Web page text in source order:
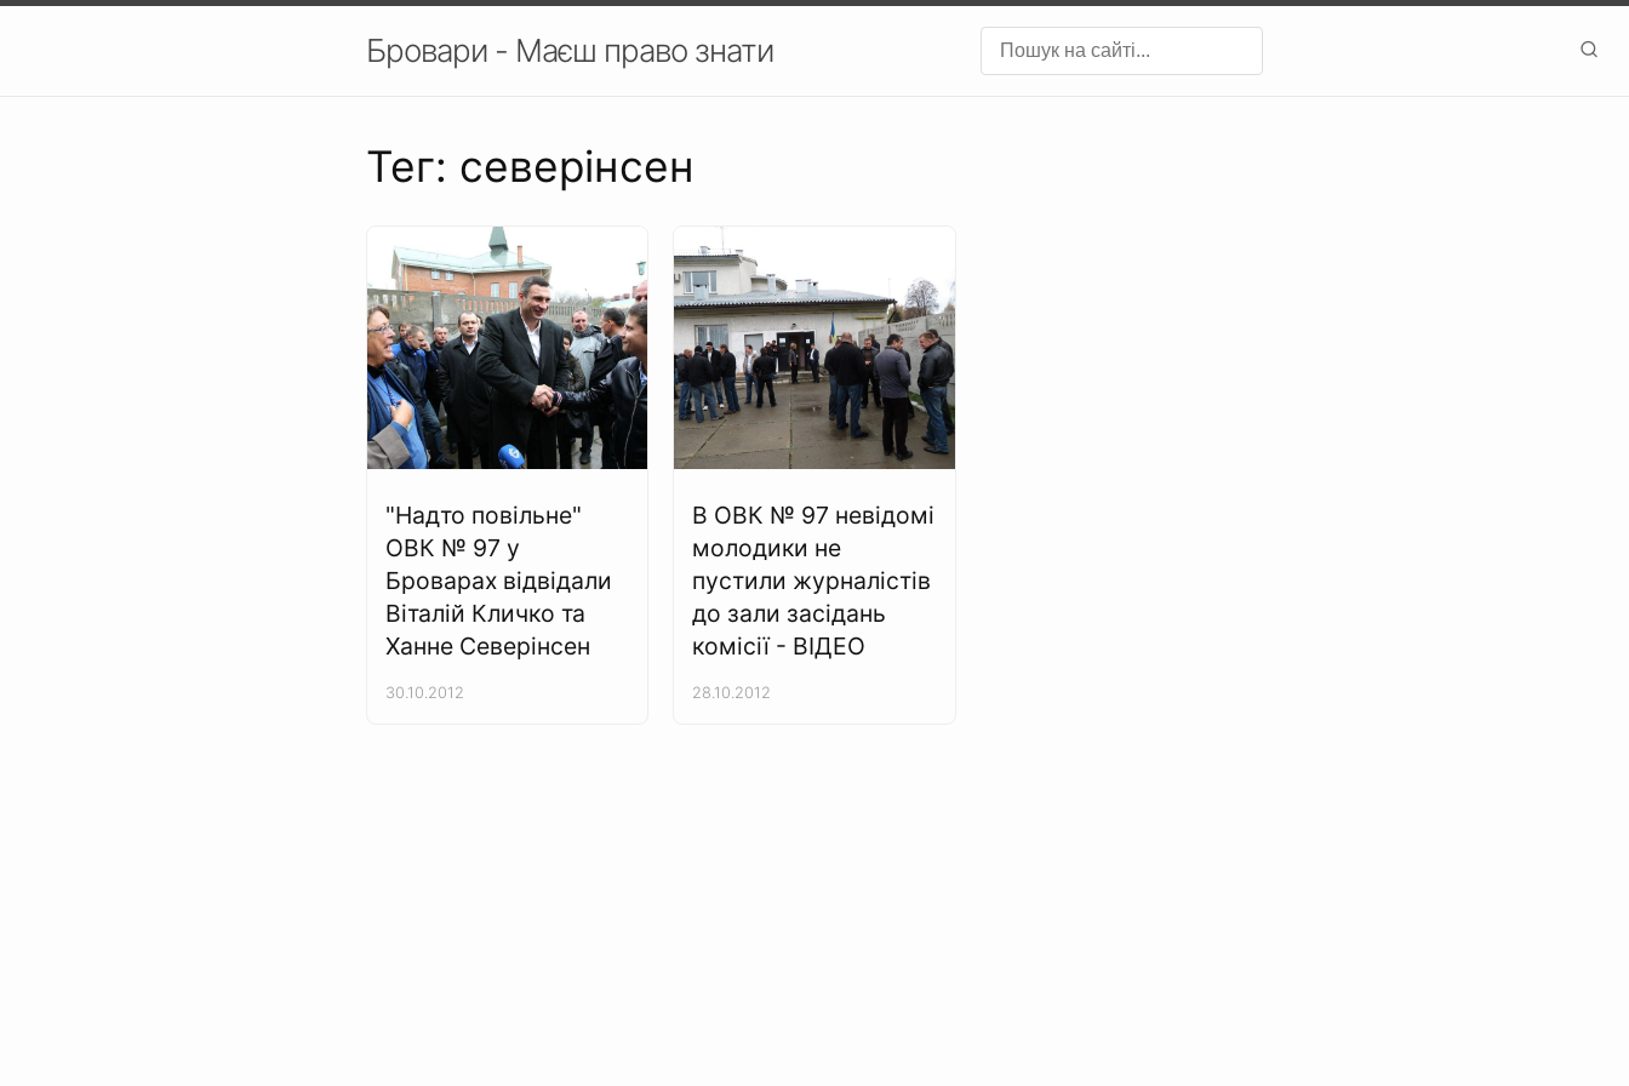
Бровари - Маєш право знати
Тег: северінсен
"Надто повільне"
ОВК № 97 у
Броварах відвідали
Віталій Кличко та
Ханне Северінсен
30.10.2012
В ОВК № 97 невідомі
молодики не
пустили журналістів
до зали засідань
комісії - ВІДЕО
28.10.2012